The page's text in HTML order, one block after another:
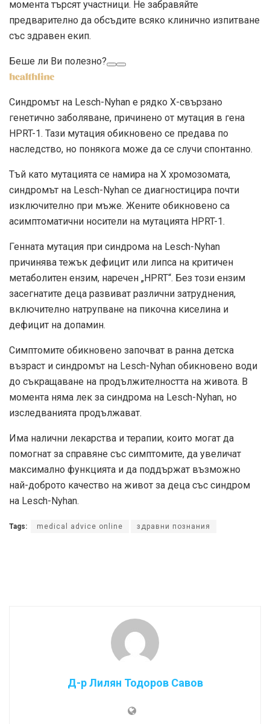
момента търсят участници. Не забравяйте
предварително да обсъдите всяко клинично изпитване
със здравен екип.
Беше ли Ви полезно?
Синдромът на Lesch-Nyhan е рядко Х-свързано
генетично заболяване, причинено от мутация в гена
HPRT-1. Тази мутация обикновено се предава по
наследство, но понякога може да се случи спонтанно.
Тъй като мутацията се намира на X хромозомата,
синдромът на Lesch-Nyhan се диагностицира почти
изключително при мъже. Жените обикновено са
асимптоматични носители на мутацията HPRT-1.
Генната мутация при синдрома на Lesch-Nyhan
причинява тежък дефицит или липса на критичен
метаболитен ензим, наречен „HPRT“. Без този ензим
засегнатите деца развиват различни затруднения,
включително натрупване на пикочна киселина и
дефицит на допамин.
Симптомите обикновено започват в ранна детска
възраст и синдромът на Lesch-Nyhan обикновено води
до съкращаване на продължителността на живота. В
момента няма лек за синдрома на Lesch-Nyhan, но
изследванията продължават.
Има налични лекарства и терапии, които могат да
помогнат за справяне със симптомите, да увеличат
максимално функцията и да поддържат възможно
най-доброто качество на живот за деца със синдром
на Lesch-Nyhan.
Tags: medical advice online здравни познания
Д-р Лилян Тодоров Савов